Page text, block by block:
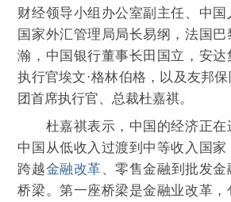
财经领导小组办公室副主任、中国
国家外汇管理局局长易纲，法国巴
瀚，中国银行董事长田国立，安
执行官埃文·格林伯格，以及友邦
团首席执行官、总裁杜嘉祺。
杜嘉祺表示，中国的经济正在
中国从低收入过渡到中等收入国
跨越金融改革、零售金融到批发
桥梁。第一座桥梁是金融业改革